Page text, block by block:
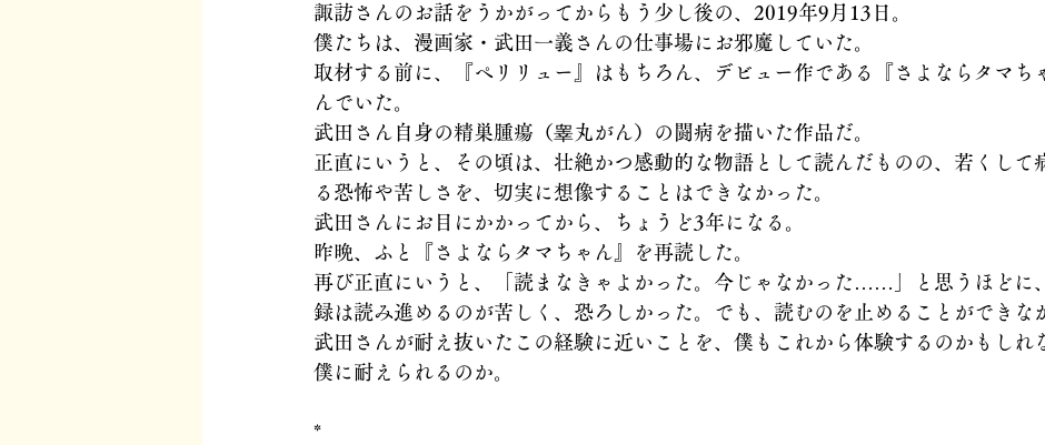
諏訪さんのお話をうかがってからもう少し後の、2019年9月13日。
僕たちは、漫画家・武田一義さんの仕事場にお邪魔していた。
取材する前に、『ペリリュー』はもちろん、デビュー作である『さよならタマち
んでいた。
武田さん自身の精巣腫瘍（睾丸がん）の闘病を描いた作品だ。
正直にいうと、その頃は、壮絶かつ感動的な物語として読んだものの、若くして
る恐怖や苦しさを、切実に想像することはできなかった。
武田さんにお目にかかってから、ちょうど3年になる。
昨晩、ふと『さよならタマちゃん』を再読した。
再び正直にいうと、「読まなきゃよかった。今じゃなかった……」と思うほどに
録は読み進めるのが苦しく、恐ろしかった。でも、読むのを止めることができな
武田さんが耐え抜いたこの経験に近いことを、僕もこれから体験するのかもしれ
僕に耐えられるのか。
*